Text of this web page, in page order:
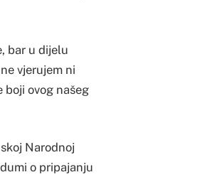
bar u dijelu
vjerujem ni
boji ovog našeg
Narodnoj
o pripajanju